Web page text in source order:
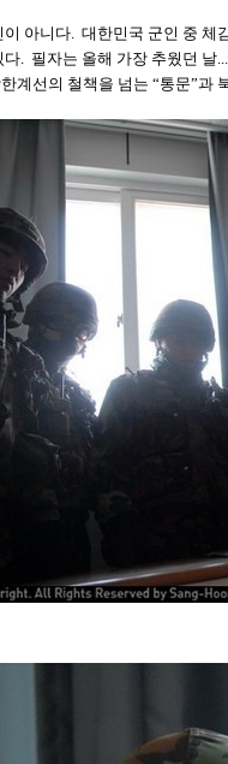
이 아니다. 대한민국 군인 중 체
다. 필자는 올해 가장 추웠던 날...
계선의 철책을 넘는 “통문”과